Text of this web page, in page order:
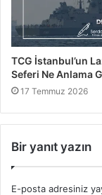
TCG İstanbul’un
Seferi Ne Anlama
17 Temmuz 2026
Bir yanıt yazın
E-posta adresiniz